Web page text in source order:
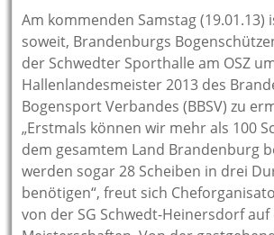
Am kommenden Samstag (19.01.13)
soweit, Brandenburgs
der Schwedter Sporthalle am OSZ
Hallenlandesmeister 2013 des
Bogensport Verbandes (BBSV) zu
„Erstmals können wir mehr als 100
dem gesamtem Land Brandenburg
werden sogar 28 Scheiben in drei
benötigen“, freut sich
von der SG Schwedt-Heinersdorf auf